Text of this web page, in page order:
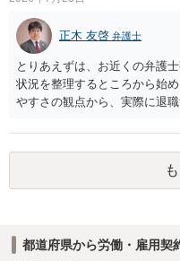
個人としても、相手に対して
（慰謝料）を請求する選択肢
らない可能性があります。）。
正木 友啓 弁護士
とりあえずは、お近くの弁護
状況を整理するところから始
やすさの観点から、実際に退
都道府県から労働・雇用契